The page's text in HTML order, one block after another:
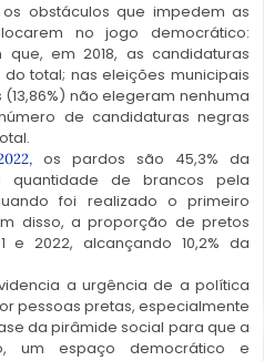
obstáculos que impedem as
no jogo democrático:
que, em 2018, as candidaturas
do total; naseleições municipais
(13,86%) não elegeram nenhuma
de candidaturas negras
os pardos são 45,3% da
de brancos pela
foi realizado o primeiro
disso, a proporção de pretos
e 2022, alcançando 10,2% da
a urgência de a política
pessoas pretas, especialmente
da pirâmide social para que a
um espaço democrático e